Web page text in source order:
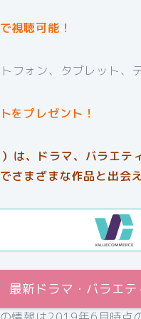
視聴可能！
フォン、タブレット、
をプレゼント！
は、ドラマ、バラエテ
さまざまな作品と出会
最新ドラマ・バラエ